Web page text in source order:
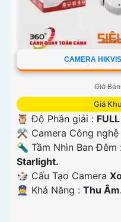
CAMERA
Giá
Giá
🦉 Độ Phân giải :
⚒ Camera Công nghệ
🔦 Tầm Nhìn Ban Đêm
Starlight.
🎲 Cấu Tạo Camera
️👮 Khả Năng : Thu